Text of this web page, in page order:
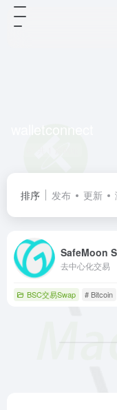
排序 发布 更新
SafeMoon
去中心化交易
BSC交易Swap # Bitcoin